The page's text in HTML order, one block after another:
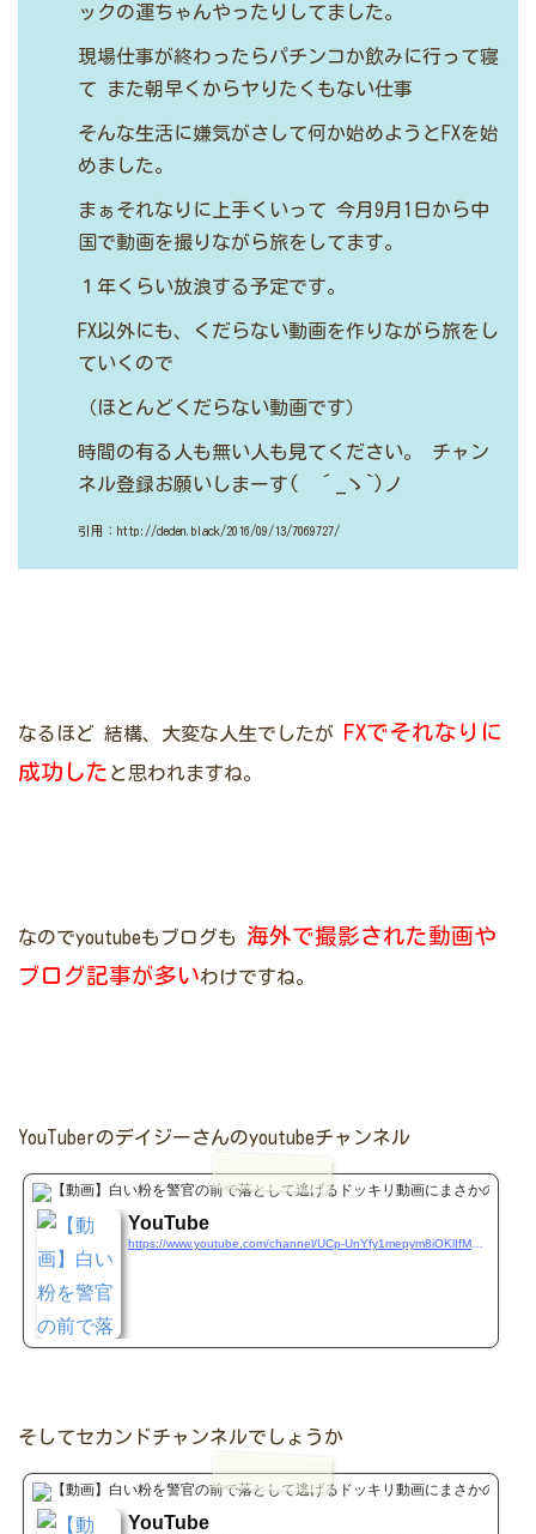
ックの運ちゃんやったりしてました。
現場仕事が終わったらパチンコか飲みに行って寝
て また朝早くからヤりたくもない仕事
そんな生活に嫌気がさして何か始めようとFXを始
めました。
まぁそれなりに上手くいって 今月9月1日から中
国で動画を撮りながら旅をしてます。
１年くらい放浪する予定です。
FX以外にも、くだらない動画を作りながら旅をし
ていくので
（ほとんどくだらない動画です）
時間の有る人も無い人も見てください。
チャン
ネル登録お願いしまーす( ´_ゝ`)ノ
引用：http://deden.black/2016/09/13/7069727/
なるほど 結構、大変な人生でしたが
FXでそれなりに
成功した と思われますね。
なのでyoutubeもブログも
海外で撮影された動画や
ブログ記事が多いわけですね。
YouTuberのデイジーさんのyoutubeチャンネル
YouTube
そしてセカンドチャンネルでしょうか
YouTube